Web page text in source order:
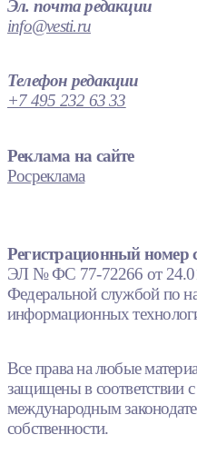
Эл. почта редакции
info@vesti.ru
Телефон редакции
+7 495 232 63 33
Реклама на сайте
Росреклама
Регистрационный номер
ЭЛ № ФС 77-72266 от
Федеральной службой по
информационных
Все права на любые
защищены в соответствии
международным
собственности.